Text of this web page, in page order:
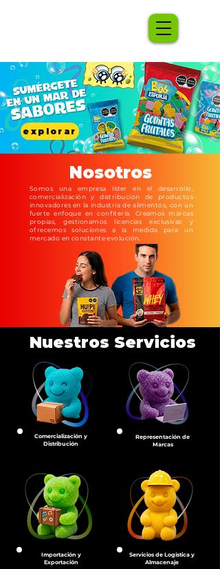
explorar
Nosotros
Somos una empresa líder en el desarrollo,
comercialización y distribución de productos
innovadores en la industria de alimentos, con un
fuerte enfoque en confitería. Creamos marcas
propias, gestionamos licencias exclusivas y
ofrecemos soluciones a la medida para un
mercado en constante evolución.
Nuestros Servicios
Comercialización y
Distribución
Importación y
Exportación
Representación de
Marcas
Servicios de Logística y
Almacenaje